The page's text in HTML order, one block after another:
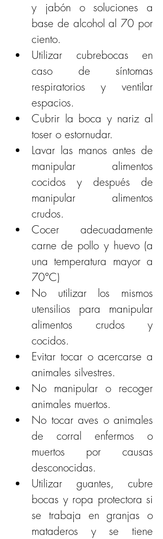
y jabón o soluciones a
base de alcohol al 70 por
ciento.
Utilizar cubrebocas en
caso de síntomas
respiratorios y ventilar
espacios.
Cubrir la boca y nariz al
toser o estornudar.
Lavar las manos antes de
manipular alimentos
cocidos y después de
manipular alimentos
crudos.
Cocer adecuadamente
carne de pollo y huevo (a
una temperatura mayor a
70°C)
No utilizar los mismos
utensilios para manipular
alimentos crudos y
cocidos.
Evitar tocar o acercarse a
animales silvestres.
No manipular o recoger
animales muertos.
No tocar aves o animales
de corral enfermos o
muertos por causas
desconocidas.
Utilizar guantes, cubre
bocas y ropa protectora si
se trabaja en granjas o
mataderos y se tiene